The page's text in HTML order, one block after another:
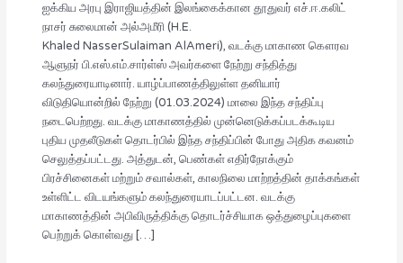
ஐக்கிய அரபு இராஜியத்தின் இலங்கைக்கான தூதுவர் எச்.ஈ.கலிட்
நாசர் சுலைமான் அல்அமீரி (H.E.
Khaled NasserSulaiman AlAmeri), வடக்கு மாகாண கௌரவ
ஆளுநர் பி.எஸ்.எம்.சார்ள்ஸ் அவர்களை நேற்று சந்தித்து
கலந்துரையாடினார். யாழ்ப்பாணத்திலுள்ள தனியார்
விடுதியொன்றில் நேற்று (01.03.2024) மாலை இந்த சந்திப்பு
நடைபெற்றது. வடக்கு மாகாணத்தில் முன்னெடுக்கப்படக்கூடிய
புதிய முதலீடுகள் தொடர்பில் இந்த சந்திப்பின் போது அதிக கவனம்
செலுத்தப்பட்டது. அத்துடன், பெண்கள் எதிர்நோக்கும்
பிரச்சினைகள் மற்றும் சவால்கள், காலநிலை மாற்றத்தின் தாக்கங்கள்
உள்ளிட்ட விடயங்களும் கலந்துரையாடப்பட்டன. வடக்கு
மாகாணத்தின் அபிவிருத்திக்கு தொடர்ச்சியாக ஒத்துழைப்புகளை
பெற்றுக் கொள்வது […]
சந்திப்பு